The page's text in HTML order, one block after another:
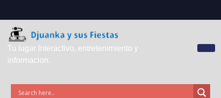
Tu lugar Interactivo, entretenimiento y
informacion.